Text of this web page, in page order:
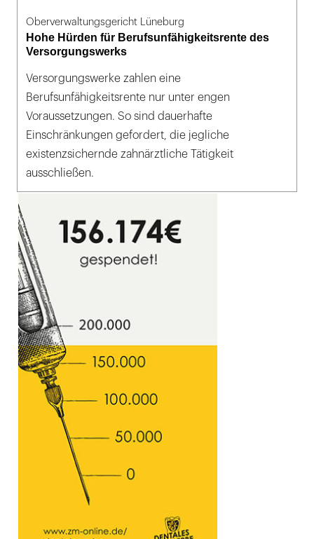
Oberverwaltungsgericht Lüneburg
Hohe Hürden für Berufsunfähigkeitsrente des
Versorgungswerks
Versorgungswerke zahlen eine
Berufsunfähigkeitsrente nur unter engen
Voraussetzungen. So sind dauerhafte
Einschränkungen gefordert, die jegliche
existenzsichernde zahnärztliche Tätigkeit
ausschließen.